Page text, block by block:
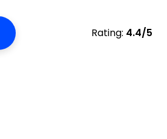
Rating: 4.4/5